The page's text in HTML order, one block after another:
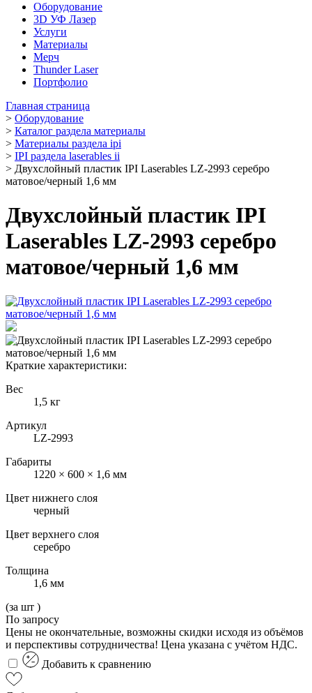
Оборудование
3D УФ Лазер
Услуги
Материалы
Мерч
Thunder Laser
Портфолио
Главная страница
> Оборудование
> Каталог раздела материалы
> Материалы раздела ipi
> IPI раздела laserables ii
> Двухслойный пластик IPI Laserables LZ-2993 серебро
матовое/черный 1,6 мм
Двухслойный пластик IPI
Laserables LZ-2993 серебро
матовое/черный 1,6 мм
Краткие характеристики:
Вес
1,5 кг
Артикул
LZ-2993
Габариты
1220 × 600 × 1,6 мм
Цвет нижнего слоя
черный
Цвет верхнего слоя
серебро
Толщина
1,6 мм
(за шт )
По запросу
Цены не окончательные, возможны скидки исходя из объёмов
и перспективы сотрудничества! Цена указана с учётом НДС.
Добавить к сравнению